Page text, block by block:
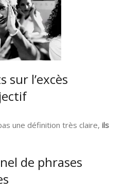
sur l’excès
une définition très claire, ils
de phrases